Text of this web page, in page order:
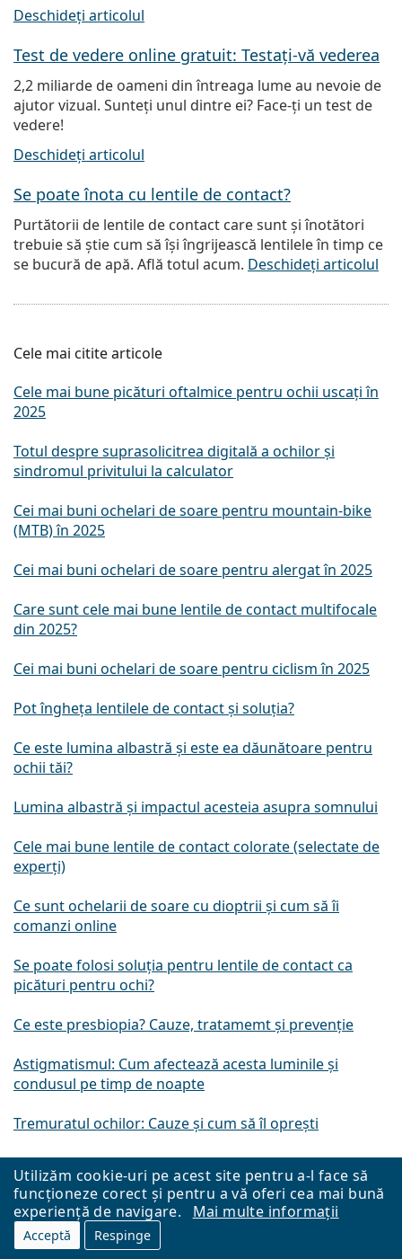
Utilizăm cookie-uri pe acest site pentru a-l face să
funcționeze corect și pentru a vă oferi cea mai bună
experiență de navigare.
Mai multe informații
Acceptă Respinge
Deschideți articolul
Test de vedere online gratuit: Testați-vă vederea
2,2 miliarde de oameni din întreaga lume au nevoie de
ajutor vizual. Sunteți unul dintre ei? Face-ți un test de
vedere!
Deschideți articolul
Se poate înota cu lentile de contact?
Purtătorii de lentile de contact care sunt și înotători
trebuie să știe cum să își îngrijească lentilele în timp ce
se bucură de apă. Află totul acum. Deschideți articolul
Cele mai citite articole
Cele mai bune picături oftalmice pentru ochii uscați în
2025
Totul despre suprasolicitrea digitală a ochilor și
sindromul privitului la calculator
Cei mai buni ochelari de soare pentru mountain-bike
(MTB) în 2025
Cei mai buni ochelari de soare pentru alergat în 2025
Care sunt cele mai bune lentile de contact multifocale
din 2025?
Cei mai buni ochelari de soare pentru ciclism în 2025
Pot îngheța lentilele de contact și soluția?
Ce este lumina albastră și este ea dăunătoare pentru
ochii tăi?
Lumina albastră și impactul acesteia asupra somnului
Cele mai bune lentile de contact colorate (selectate de
experți)
Ce sunt ochelarii de soare cu dioptrii și cum să îi
comanzi online
Se poate folosi soluția pentru lentile de contact ca
picături pentru ochi?
Ce este presbiopia? Cauze, tratamemt și prevenție
Astigmatismul: Cum afectează acesta luminile și
condusul pe timp de noapte
Tremuratul ochilor: Cauze și cum să îl oprești
Tratamentul anti-reflex: Ce este și care sunt
principalele sale beneficii
Cum ar trebui să fie așezeți ochelarii?